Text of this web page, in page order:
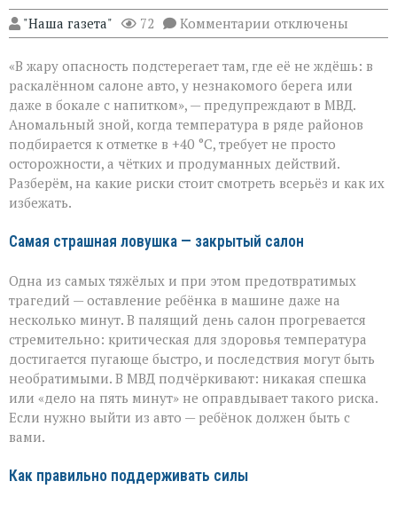
"Наша газета" 72 Комментарии к
записи
не
прощает
легкомыслия»:
МВД — о
том,
как
уберечь
себя
и
отключены
«В жару опасность подстерегает там, где её не ждёшь: в
раскалённом салоне авто, у незнакомого берега или
даже в бокале с напитком», — предупреждают в МВД.
Аномальный зной, когда температура в ряде районов
подбирается к отметке в +40 °C, требует не просто
осторожности, а чётких и продуманных действий.
Разберём, на какие риски стоит смотреть всерьёз и как их
избежать.
Самая страшная ловушка — закрытый салон
Одна из самых тяжёлых и при этом предотвратимых
трагедий — оставление ребёнка в машине даже на
несколько минут. В палящий день салон прогревается
стремительно: критическая для здоровья температура
достигается пугающе быстро, и последствия могут быть
необратимыми. В МВД подчёркивают: никакая спешка
или «дело на пять минут» не оправдывает такого риска.
Если нужно выйти из авто — ребёнок должен быть с
вами.
Как правильно поддерживать силы